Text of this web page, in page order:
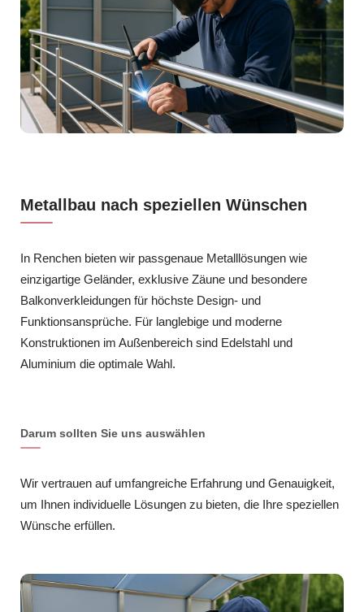
Metallbau nach speziellen Wünschen
In Renchen bieten wir passgenaue Metalllösungen wie
einzigartige Geländer, exklusive Zäune und besondere
Balkonverkleidungen für höchste Design- und
Funktionsansprüche. Für langlebige und moderne
Konstruktionen im Außenbereich sind Edelstahl und
Aluminium die optimale Wahl.
Darum sollten Sie uns auswählen
Wir vertrauen auf umfangreiche Erfahrung und Genauigkeit,
um Ihnen individuelle Lösungen zu bieten, die Ihre speziellen
Wünsche erfüllen.